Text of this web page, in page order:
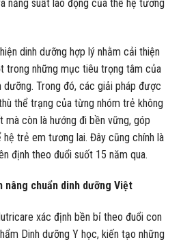
năng suất lao động của thế hệ tương
dinh dưỡng hợp lý nhằm cải thiện
trong những mục tiêu trọng tâm của
Trong đó, các giải pháp được
thể trạng của từng nhóm trẻ không
còn là hướng đi bền vững, góp
trẻ em tương lai. Đây cũng chính là
định theo đuổi suốt 15 năm qua.
nâng chuẩn dinh dưỡng Việt
xác định bền bỉ theo đuổi con
Dinh dưỡng Y học, kiến tạo những